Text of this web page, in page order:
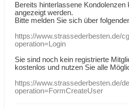
Bereits hinterlassene
angezeigt werden.
Bitte melden Sie sich über
https://www.strassederbesten.de/
operation=Login
Sie sind noch kein registrierte
kostenlos und nutzen Sie alle
https://www.strassederbesten.de/
operation=FormCreateUser